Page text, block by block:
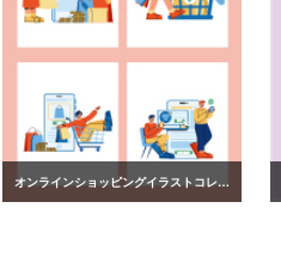
オンラインショッピングイラストコレクション